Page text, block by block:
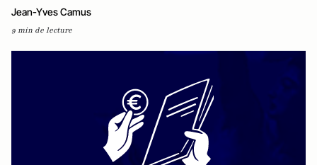
Jean-Yves Camus
9 min de lecture